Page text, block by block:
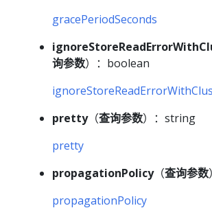
gracePeriodSeconds
询参数）：boolean
pretty（查询参数）：string
pretty
propagationPolicy（查询参数
propagationPolicy